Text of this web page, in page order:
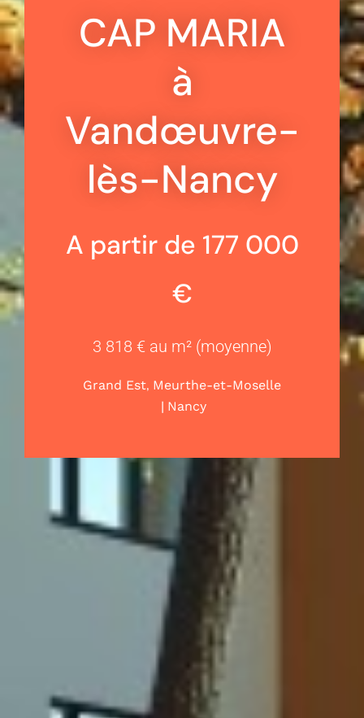
CAP MARIA
à
Vandœuvre-
lès-Nancy
A partir de 177 000
€
3 818 € au m² (moyenne)
Grand Est, Meurthe-et-Moselle
| Nancy